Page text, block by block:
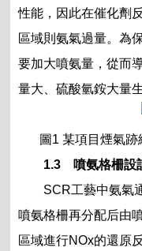
性能，因此在催化劑
區域則氨氣過量。為
要加大噴氨量，從而
量大、硫酸氫銨大量
圖1 某項目煙氣
1.3 噴氨格柵設
SCR工藝中氨氣
噴氨格柵再分配后由
區域進行NOx的還原